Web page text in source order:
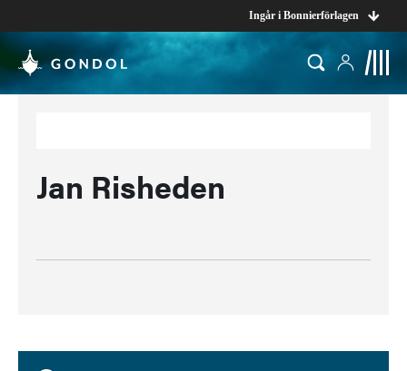
Ingår i Bonnierförlagen
Jan Risheden